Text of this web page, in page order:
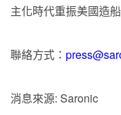
主化時代重振美國造
聯絡方式：
消息來源: Saronic